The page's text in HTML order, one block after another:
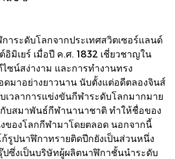
าระดับโลกจากประเทศสวิตเซอร์แลนด์
มิเยร์ เมื่อปี ค.ศ. 1832 เชี่ยวชาญใน
ซน์สง่างาม และการทำงานทรง
มาอย่างยาวนาน นับตั้งแต่อดีตลองจินส์
เวลาการแข่งขันกีฬาระดับโลกมากมาย
บสมาพันธ์กีฬานานาชาติ ทำให้ชื่อของ
ของโลกกีฬามาโดยตลอด นอกจากนี้
ก้รูปนาฬิกาทรายติดปีกยังเป็นส่วนหนึ่ง
ซึ่งเป็นบริษัทผู้ผลิตนาฬิกาชั้นนำระดับ